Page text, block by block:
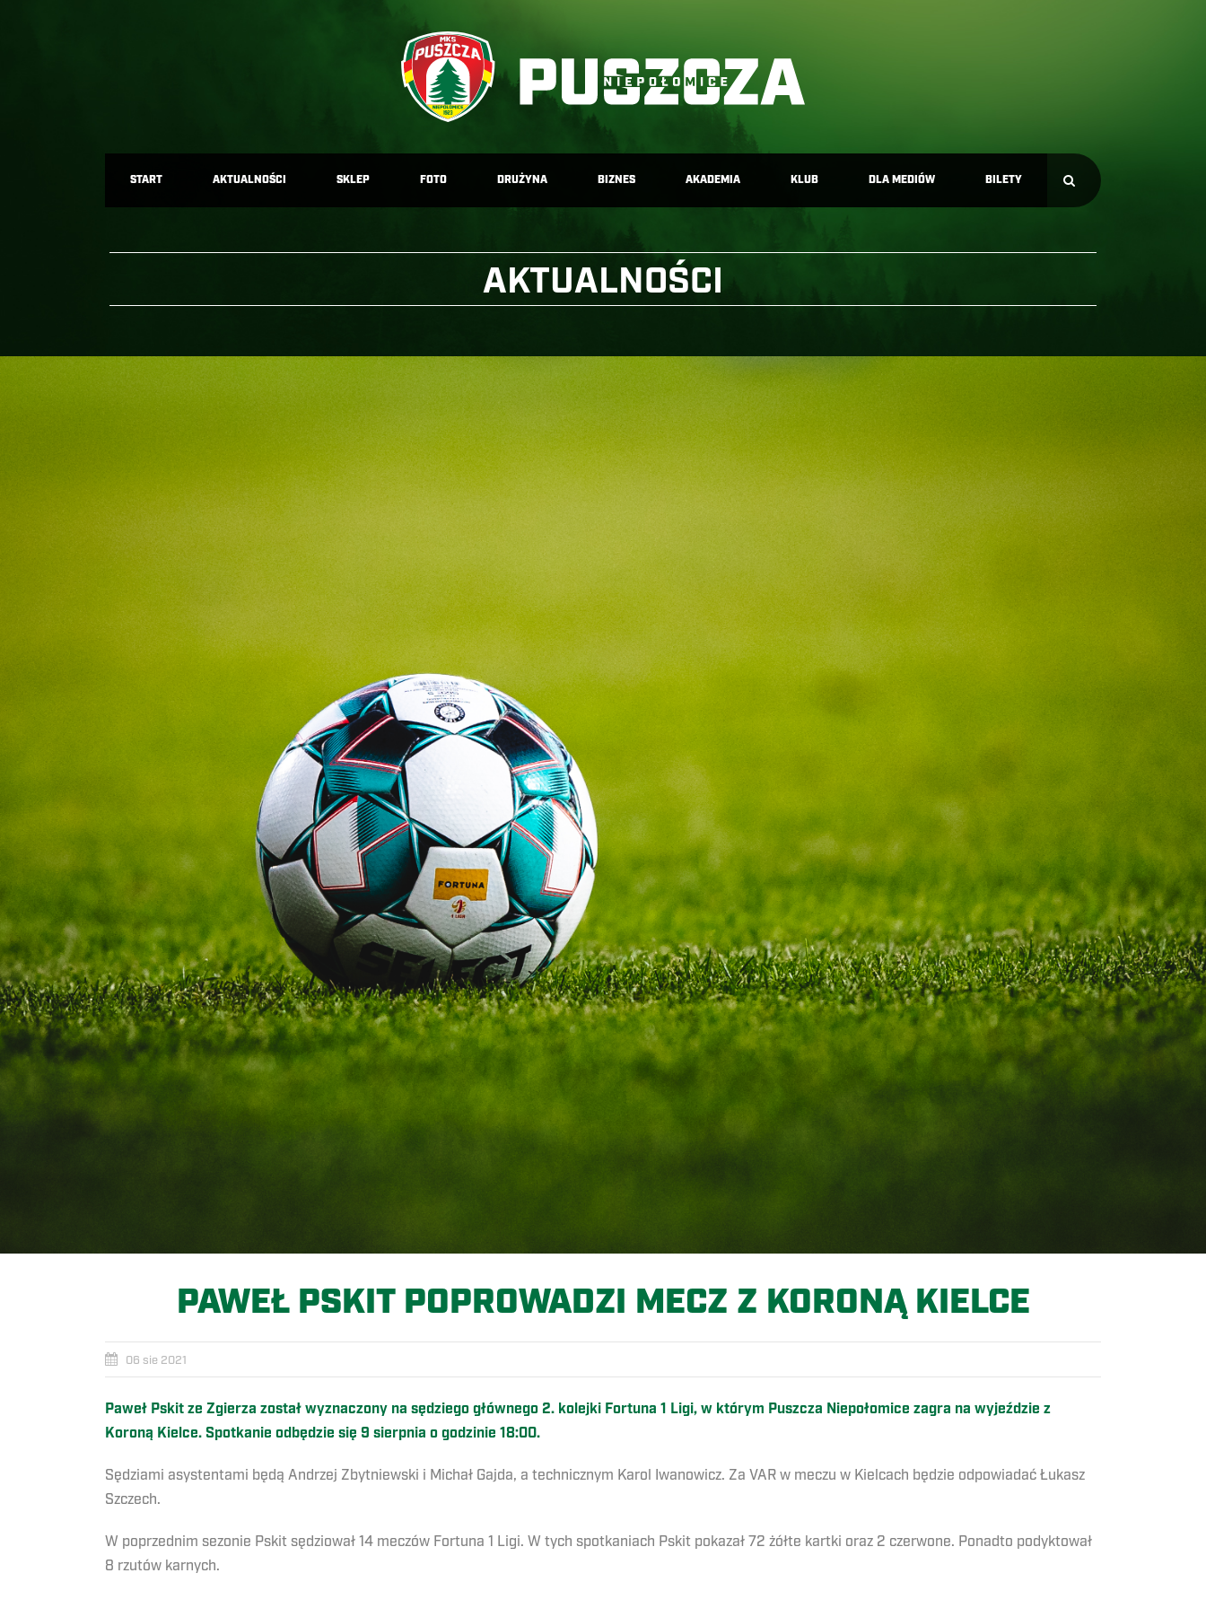
START AKTUALNOŚCI SKLEP FOTO DRUŻYNA BIZNES AKADEMIA KLUB DLA MEDIÓW BILETY
AKTUALNOŚCI
PAWEŁ PSKIT POPROWADZI MECZ Z KORONĄ KIELCE
06 sie 2021
Paweł Pskit ze Zgierza został wyznaczony na sędziego głównego 2. kolejki Fortuna 1 Ligi, w którym Puszcza Niepołomice zagra na wyjeździe z
Koroną Kielce. Spotkanie odbędzie się 9 sierpnia o godzinie 18:00.
Sędziami asystentami będą Andrzej Zbytniewski i Michał Gajda, a technicznym Karol Iwanowicz. Za VAR w meczu w Kielcach będzie odpowiadać Łukasz
Szczech.
W poprzednim sezonie Pskit sędziował 14 meczów Fortuna 1 Ligi. W tych spotkaniach Pskit pokazał 72 żółte kartki oraz 2 czerwone. Ponadto podyktował
8 rzutów karnych.